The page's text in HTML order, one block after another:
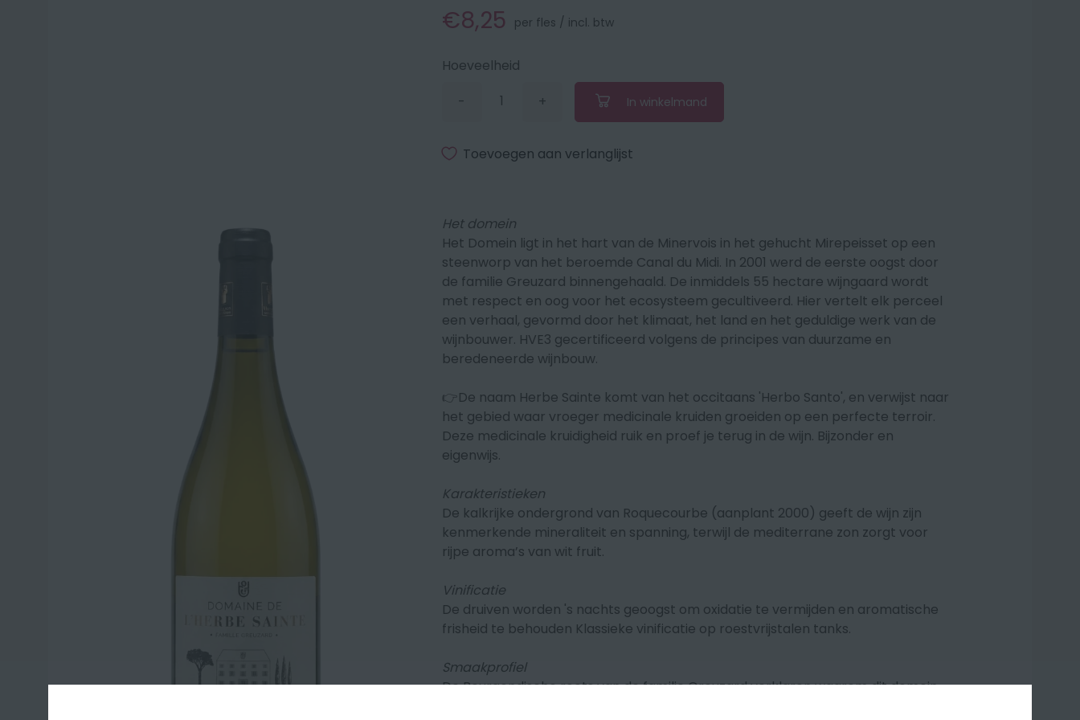
€8,25 per fles / incl. btw
Hoeveelheid
-Verminder
met
+Vermeerder
1
In winkelmand
Toevoegen aan verlanglijst
Het domein
Het Domein ligt in het hart van de Minervois in het gehucht Mirepeisset op een
steenworp van het beroemde Canal du Midi. In 2001 werd de eerste oogst door
de familie Greuzard binnengehaald. De inmiddels 55 hectare wijngaard wordt
met respect en oog voor het ecosysteem gecultiveerd. Hier vertelt elk perceel
een verhaal, gevormd door het klimaat, het land en het geduldige werk van de
wijnbouwer. HVE3 gecertificeerd volgens de principes van duurzame en
beredeneerde wijnbouw.
👉De naam Herbe Sainte komt van het occitaans 'Herbo Santo', en verwijst naar
het gebied waar vroeger medicinale kruiden groeiden op een perfecte terroir.
Deze medicinale kruidigheid ruik en proef je terug in de wijn. Bijzonder en
eigenwijs.
Karakteristieken
De kalkrijke ondergrond van Roquecourbe (aanplant 2000) geeft de wijn zijn
kenmerkende mineraliteit en spanning, terwijl de mediterrane zon zorgt voor
rijpe aroma’s van wit fruit.
Vinificatie
De druiven worden 's nachts geoogst om oxidatie te vermijden en aromatische
frisheid te behouden Klassieke vinificatie op roestvrijstalen tanks.
Smaakprofiel
De Bourgondische roots van de familie Greuzard verklaren waarom dit domein